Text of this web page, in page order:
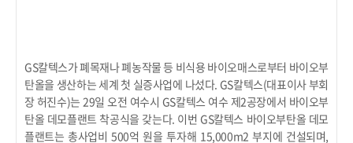
GS칼텍스가 폐목재나 폐농작물 등 비식용 바이오매스로부터 바이오부
탄올을 생산하는 세계 첫 실증사업에 나섰다. GS칼텍스(대표이사 부회
장 허진수)는 29일 오전 여수시 GS칼텍스 여수 제2공장에서 바이오부
탄올 데모플랜트 착공식을 갖는다. 이번 GS칼텍스 바이오부탄올 데모
플랜트는 총사업비 500억 원을 투자해 15,000m2 부지에 건설되며,